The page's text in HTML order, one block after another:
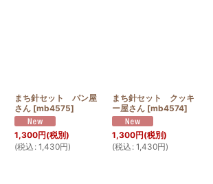
まち針セット パン屋
さん [mb4575]
1,300円(税別)
(税込 : 1,430円)
まち針セット クッキ
ー屋さん [mb4574]
1,300円(税別)
(税込 : 1,430円)